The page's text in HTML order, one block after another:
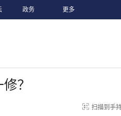
政务 更多
？
扫描到手